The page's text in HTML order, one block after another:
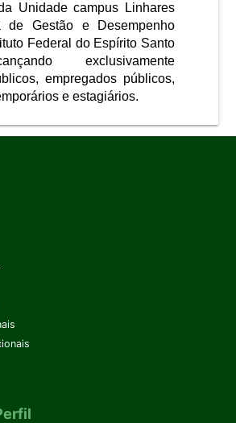
Unidade campus Linhares
de Gestão e Desempenho
Federal do Espírito Santo
exclusivamente
empregados públicos,
e estagiários.